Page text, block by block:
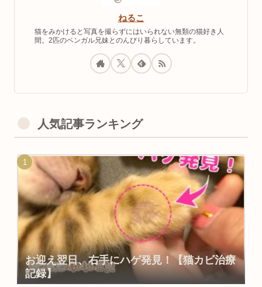
ねるこ
猫をみかけると写真を撮らずにはいられない無類の猫好き人
間。2匹のベンガル兄妹とのんびり暮らしています。
人気記事ランキング
お迎え翌日、右手にハゲ発見！【猫カビ治療
記録】